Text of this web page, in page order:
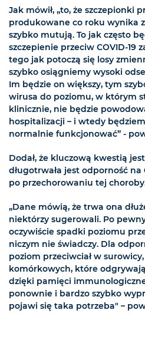
Jak mówił, „to, że szczepionki
produkowane co roku wynika
szybko mutują. To jak często
szczepienie przeciw COVID-19
tego jak potoczą się losy
szybko osiągniemy wysoki
Im będzie on większy, tym
wirusa do poziomu, w którym
klinicznie, nie będzie
hospitalizacji – i wtedy
normalnie funkcjonować” -
Dodał, że kluczową kwestią
długotrwała jest odporność na
po przechorowaniu tej
„Dane mówią, że trwa ona
niektórzy sugerowali. Po
oczywiście spadki poziomu
niczym nie świadczy. Dla
poziom przeciwciał w
komórkowych, które
dzięki pamięci
ponownie i bardzo szybko
pojawi się taka potrzeba" –